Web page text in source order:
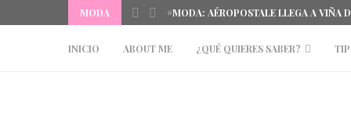
MODA #MODA: AÉROPOSTALE LLEGA A VIÑA
INICIO ABOUT ME ¿QUÉ QUIERES SABER?